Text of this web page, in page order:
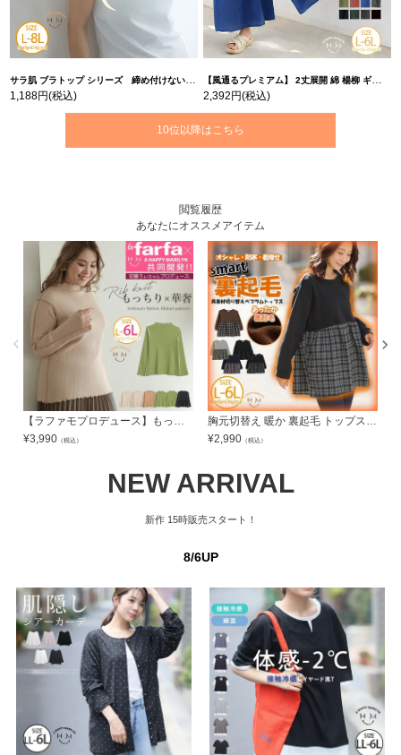
サラ肌 ブラトップ シリーズ 締め付けない リブ タンクトップ | 大きいサイズの通販ならハッピーマリリン
1,188円(税込)
【風通るプレミアム】 2丈展開 綿 楊柳 ギャザー フレア スカンツ 【ウェストゴム】 | 大きいサイズの通販ならハッピーマリリン
2,392円(税込)
10位以降はこちら
閲覧履歴
あなたにオススメアイテム
【ラファモプロデュース】もっちりなめらか 美人 リブ 配色 メロウ ニット トップス | 大きいサイズの通販ならハッピーマリリン
¥3,990 （税込）
胸元切替え 暖か 裏起毛 トップス | 大きいサイズの通販ならハッピーマリリン
¥2,990 （税込）
NEW ARRIVAL
新作 15時販売スタート！
8/6UP